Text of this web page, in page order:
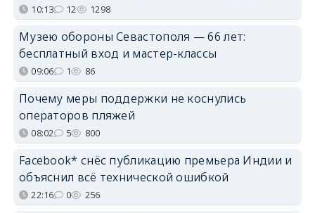
10:13 12 1298
Музею обороны Севастополя — 66 лет:
бесплатный вход и мастер-классы
09:06 1 86
Почему меры поддержки не коснулись
операторов пляжей
08:02 5 800
Facebook* снёс публикацию премьера Индии и
объяснил всё технической ошибкой
22:16 0 256